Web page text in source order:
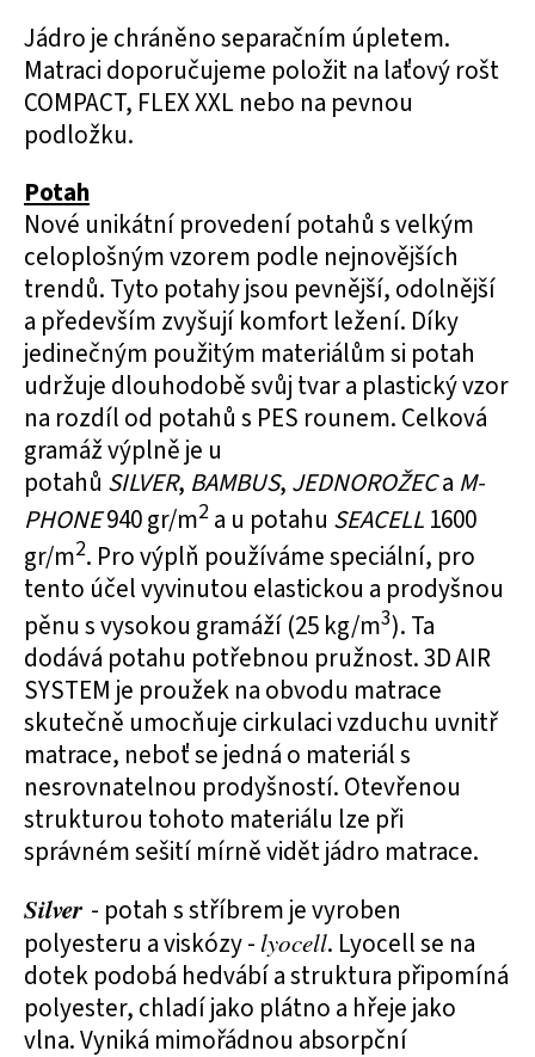
Jádro je chráněno separačním úpletem.
Matraci doporučujeme položit na laťový rošt
COMPACT, FLEX XXL nebo na pevnou
podložku.
Potah
Nové unikátní provedení potahů s velkým
celoplošným vzorem podle nejnovějších
trendů. Tyto potahy jsou pevnější, odolnější
a především zvyšují komfort ležení. Díky
jedinečným použitým materiálům si potah
udržuje dlouhodobě svůj tvar a plastický vzor
na rozdíl od potahů s PES rounem. Celková
gramáž výplně je u
potahů SILVER, BAMBUS, JEDNOROŽECa M-
PHONE940 gr/m2 a u potahu SEACELL 1600
gr/m2. Pro výplň používáme speciální, pro
tento účel vyvinutou elastickou a prodyšnou
pěnu s vysokou gramáží (25 kg/m3). Ta
dodává potahu potřebnou pružnost. 3D AIR
SYSTEM je proužek na obvodu matrace
skutečně umocňuje cirkulaci vzduchu uvnitř
matrace, neboť se jedná o materiál s
nesrovnatelnou prodyšností. Otevřenou
strukturou tohoto materiálu lze při
správném sešití mírně vidět jádro matrace.
Silver - potah s stříbrem je vyroben
polyesteru a viskózy - lyocell. Lyocell se na
dotek podobá hedvábí a struktura připomíná
polyester, chladí jako plátno a hřeje jako
vlna. Vyniká mimořádnou absorpční